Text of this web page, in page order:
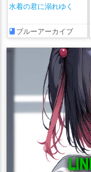
水着の君に溺れゆく
ブルーアーカイブ